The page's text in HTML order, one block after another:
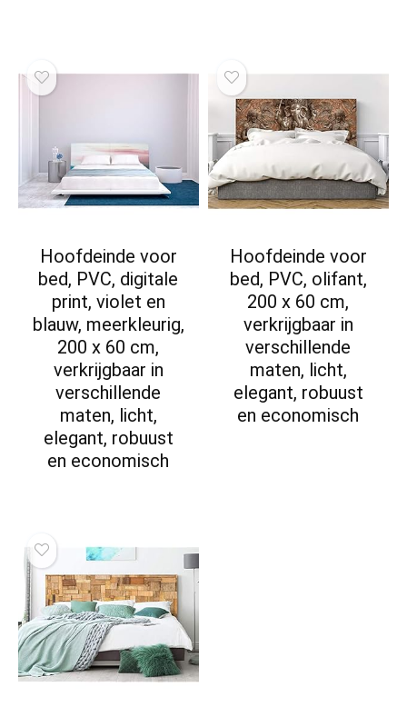
Hoofdeinde voor
bed, PVC, digitale
print, violet en
blauw, meerkleurig,
200 x 60 cm,
verkrijgbaar in
verschillende
maten, licht,
elegant, robuust
en economisch
Hoofdeinde voor
bed, PVC, olifant,
200 x 60 cm,
verkrijgbaar in
verschillende
maten, licht,
elegant, robuust
en economisch